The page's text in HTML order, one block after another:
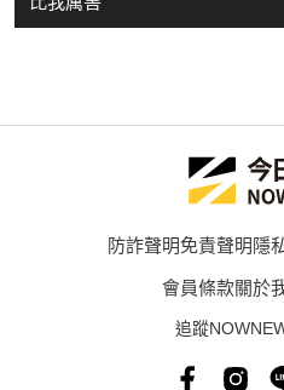
防詐聲明免責聲明隱
會員條款關於
追蹤